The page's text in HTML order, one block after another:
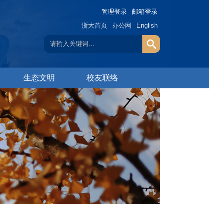
管理登录
邮箱登录
浙大首页
办公网 English
生态文明 校友联络